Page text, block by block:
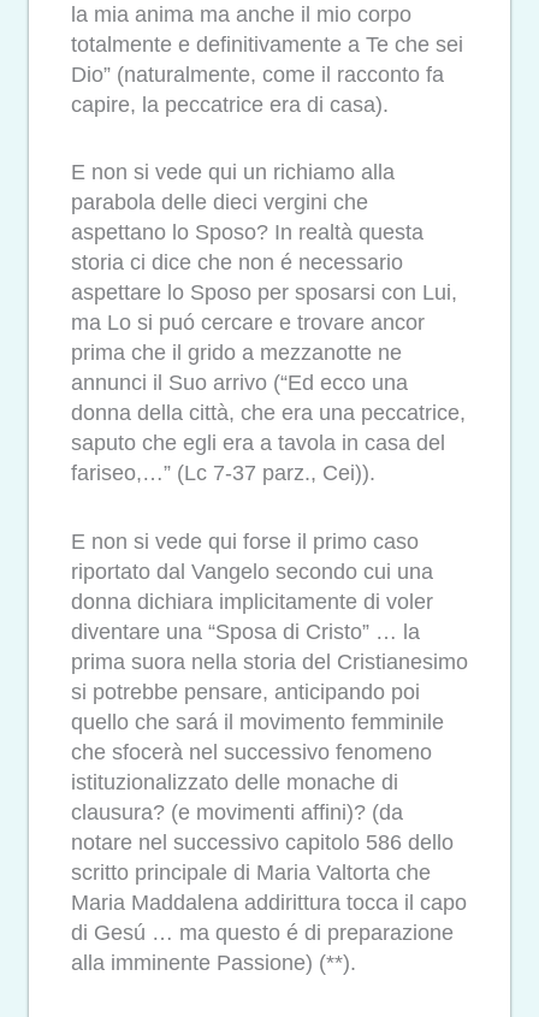
la mia anima ma anche il mio corpo
totalmente e definitivamente a Te che sei
Dio” (naturalmente, come il racconto fa
capire, la peccatrice era di casa).
E non si vede qui un richiamo alla
parabola delle dieci vergini che
aspettano lo Sposo? In realtà questa
storia ci dice che non é necessario
aspettare lo Sposo per sposarsi con Lui,
ma Lo si puó cercare e trovare ancor
prima che il grido a mezzanotte ne
annunci il Suo arrivo (“Ed ecco una
donna della città, che era una peccatrice,
saputo che egli era a tavola in casa del
fariseo,…” (Lc 7-37 parz., Cei)).
E non si vede qui forse il primo caso
riportato dal Vangelo secondo cui una
donna dichiara implicitamente di voler
diventare una “Sposa di Cristo” … la
prima suora nella storia del Cristianesimo
si potrebbe pensare, anticipando poi
quello che sará il movimento femminile
che sfocerà nel successivo fenomeno
istituzionalizzato delle monache di
clausura? (e movimenti affini)? (da
notare nel successivo capitolo 586 dello
scritto principale di Maria Valtorta che
Maria Maddalena addirittura tocca il capo
di Gesú … ma questo é di preparazione
alla imminente Passione) (**).